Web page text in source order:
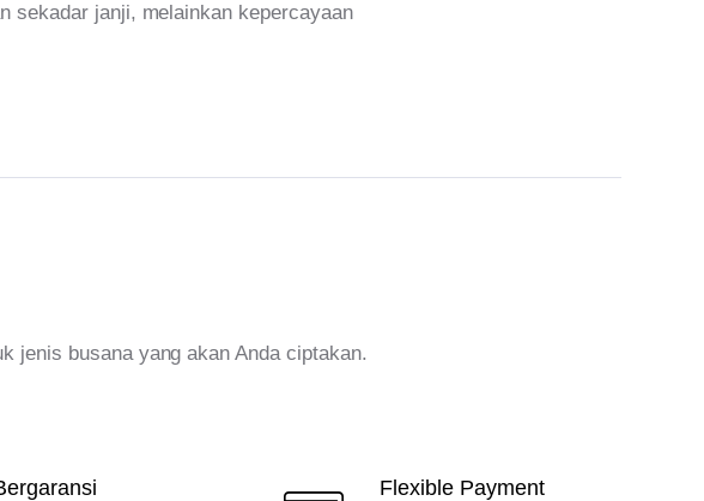
sekadar janji, melainkan kepercayaan
jenis busana yang akan Anda ciptakan.
Flexible Payment